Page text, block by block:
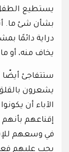
يستطيع الطفل
بشأن شئ ما.
دراية دائمًا
يخاف منه، أو
ستتفاجئ أيضّا
يشعرون
الآباء أن
إقناعهم بأنهم
في وسعهم
يجب عليهم